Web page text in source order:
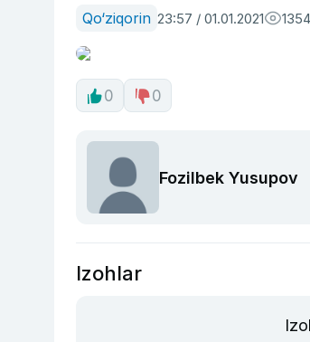
Qo‘ziqorin 23:57 / 01.01.2021 1354
0 0
Fozilbek Yusupov
Izohlar